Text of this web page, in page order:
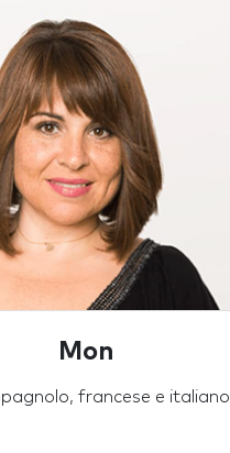
Mon
francese e italiano